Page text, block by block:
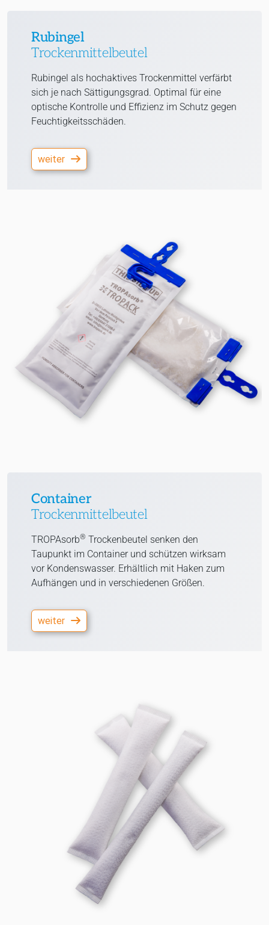
Rubingel
Trockenmittelbeutel
Rubingel als hochaktives Trockenmittel verfärbt
sich je nach Sättigungsgrad. Optimal für eine
optische Kontrolle und Effizienz im Schutz gegen
Feuchtigkeitsschäden.
weiter
Container
Trockenmittelbeutel
TROPAsorb® Trockenbeutel senken den
Taupunkt im Container und schützen wirksam
vor Kondenswasser. Erhältlich mit Haken zum
Aufhängen und in verschiedenen Größen.
weiter